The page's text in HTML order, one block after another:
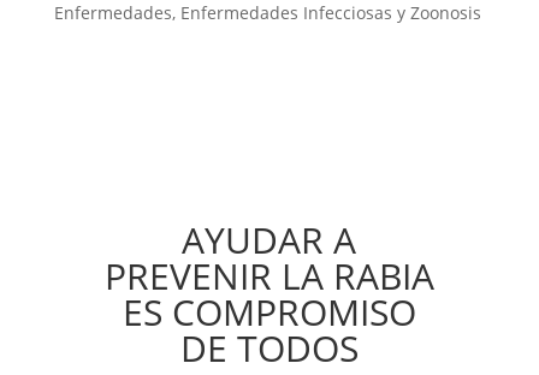
Enfermedades, Enfermedades Infecciosas y Zoonosis
AYUDAR A
PREVENIR LA RABIA
ES COMPROMISO
DE TODOS